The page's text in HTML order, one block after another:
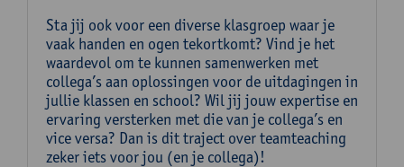
Sta jij ook voor een diverse klasgroep waar je
vaak handen en ogen tekortkomt? Vind je het
waardevol om te kunnen samenwerken met
collega’s aan oplossingen voor de uitdagingen in
jullie klassen en school? Wil jij jouw expertise en
ervaring versterken met die van je collega’s en
vice versa? Dan is dit traject over teamteaching
zeker iets voor jou (en je collega)!